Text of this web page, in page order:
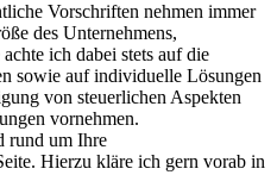
Vorschriften nehmen immer
des Unternehmens,
ich dabei stets auf die
sowie auf individuelle Lösungen
von steuerlichen Aspekten
vornehmen.
rund um Ihre
Hierzu kläre ich gern vorab in